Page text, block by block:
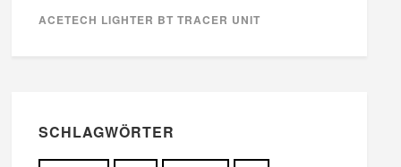
ACETECH LIGHTER BT TRACER UNIT
SCHLAGWÖRTER